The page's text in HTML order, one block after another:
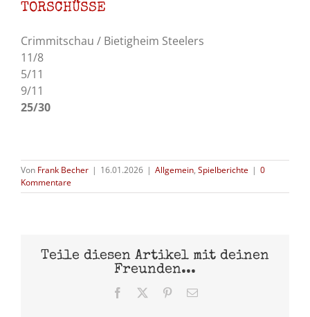
TORSCHÜSSE
Crimmitschau / Bietigheim Steelers
11/8
5/11
9/11
25/30
Von Frank Becher | 16.01.2026 | Allgemein, Spielberichte | 0
Kommentare
Teile diesen Artikel mit deinen
Freunden...
Facebook Pinterest
E-